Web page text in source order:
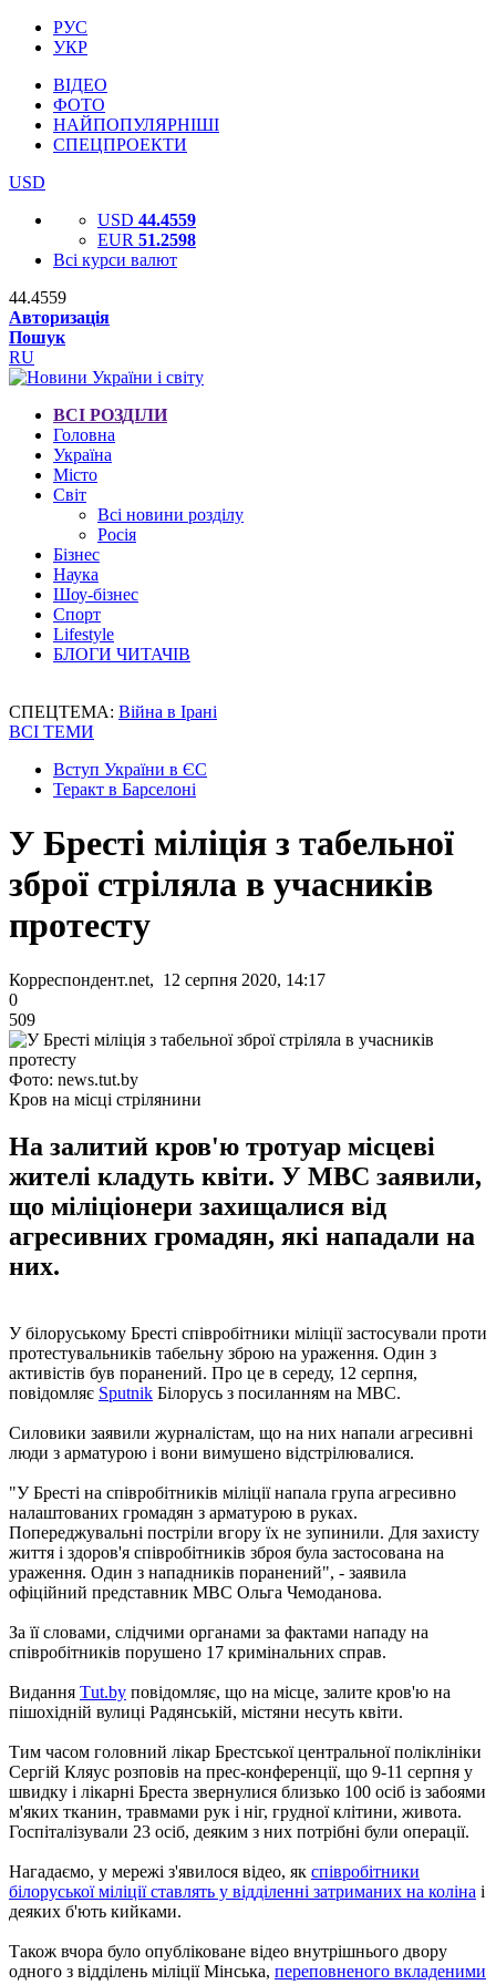
РУС
УКР
ВІДЕО
ФОТО
НАЙПОПУЛЯРНІШІ
СПЕЦПРОЕКТИ
USD
USD 44.4559
EUR 51.2598
Всі курси валют
44.4559
Авторизація
Пошук
RU
ВСІ РОЗДІЛИ
Головна
Україна
Місто
Світ
Всі новини розділу
Росія
Бізнес
Наука
Шоу-бізнес
Спорт
Lifestyle
БЛОГИ ЧИТАЧІВ
СПЕЦТЕМА: Війна в Ірані
ВСІ ТЕМИ
Вступ України в ЄС
Теракт в Барселоні
У Бресті міліція з табельної
зброї стріляла в учасників
протесту
Корреспондент.net, 12 серпня 2020, 14:17
0
509
Фото: news.tut.by
Кров на місці стрілянини
На залитий кров'ю тротуар місцеві
жителі кладуть квіти. У МВС заявили,
що міліціонери захищалися від
агресивних громадян, які нападали на
них.
У білоруському Бресті співробітники міліції застосували проти
протестувальників табельну зброю на ураження. Один з
активістів був поранений. Про це в середу, 12 серпня,
повідомляє Sputnik Білорусь з посиланням на МВС.
Силовики заявили журналістам, що на них напали агресивні
люди з арматурою і вони вимушено відстрілювалися.
"У Бресті на співробітників міліції напала група агресивно
налаштованих громадян з арматурою в руках.
Попереджувальні постріли вгору їх не зупинили. Для захисту
життя і здоров'я співробітників зброя була застосована на
ураження. Один з нападників поранений", - заявила
офіційний представник МВС Ольга Чемоданова.
За її словами, слідчими органами за фактами нападу на
співробітників порушено 17 кримінальних справ.
Видання Тut.by повідомляє, що на місце, залите кров'ю на
пішохідній вулиці Радянській, містяни несуть квіти.
Тим часом головний лікар Брестської центральної поліклініки
Сергій Кляус розповів на прес-конференції, що 9-11 серпня у
швидку і лікарні Бреста звернулися близько 100 осіб із забоями
м'яких тканин, травмами рук і ніг, грудної клітини, живота.
Госпіталізували 23 осіб, деяким з них потрібні були операції.
Нагадаємо, у мережі з'явилося відео, як співробітники
білоруської міліції ставлять у відділенні затриманих на коліна і
деяких б'ють кийками.
Також вчора було опубліковане відео внутрішнього двору
одного з відділень міліції Мінська, переповненого вкладеними